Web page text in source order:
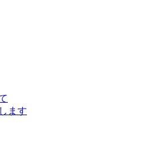
ます